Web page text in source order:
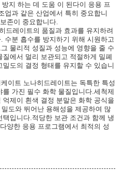
지 하는 데 도움 이 된다이 응용 프
업과 같은 산업에서 특히 중요합니
존이 중요합니다.
드레이트의 품질과 효과를 유지하려
수분 흡수를 방지하기 위해 시원하고
물리적 성질과 성능에 영향을 줄 수
에서 멀리 보관되고 적절하게 밀폐
도의 결정 형태를 유지할 수 있습니
이트 노나히드레이트는 독특한 특성
가진 필수 화학 물질입니다.세척제
제이 흰색 결정 분말은 화학 공식을
도와 뛰어난 용해성을 제공하여 많
입니다.적당한 보관 조건과 함께 냉
양한 응용 프로그램에서 최적의 성